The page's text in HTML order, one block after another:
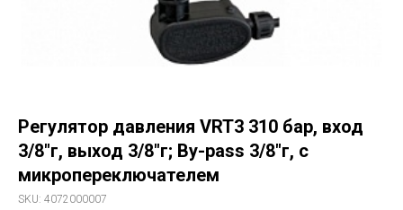
Регулятор давления VRT3 310 бар, вход
3/8"г, выход 3/8"г; By-pass 3/8"г, с
микропереключателем
SKU: 4072000007